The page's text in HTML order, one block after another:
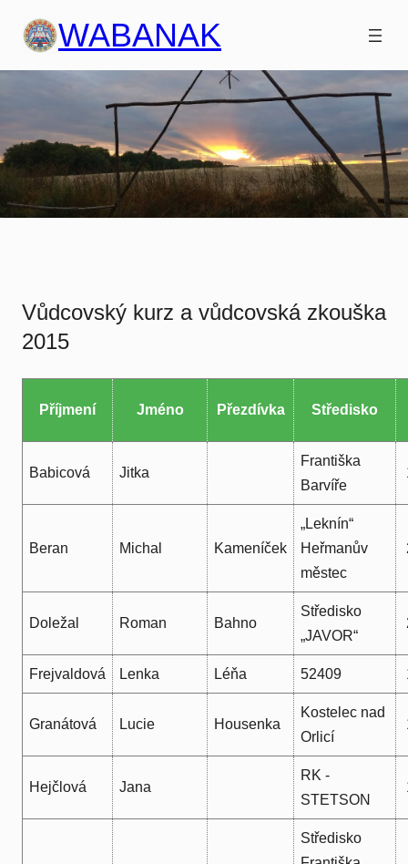
WABANAK
Vůdcovský kurz a vůdcovská zkouška
2015
Příjmení Jméno Přezdívka Středisko
Babicová Jitka
Františka
Barvíře
Beran Michal Kameníček
„Leknín“
Heřmanův
městec
Doležal Roman Bahno
Středisko
„JAVOR“
Frejvaldová Lenka Léňa 52409
Granátová Lucie Housenka
Kostelec nad
Orlicí
Hejčlová Jana
RK -
STETSON
Středisko